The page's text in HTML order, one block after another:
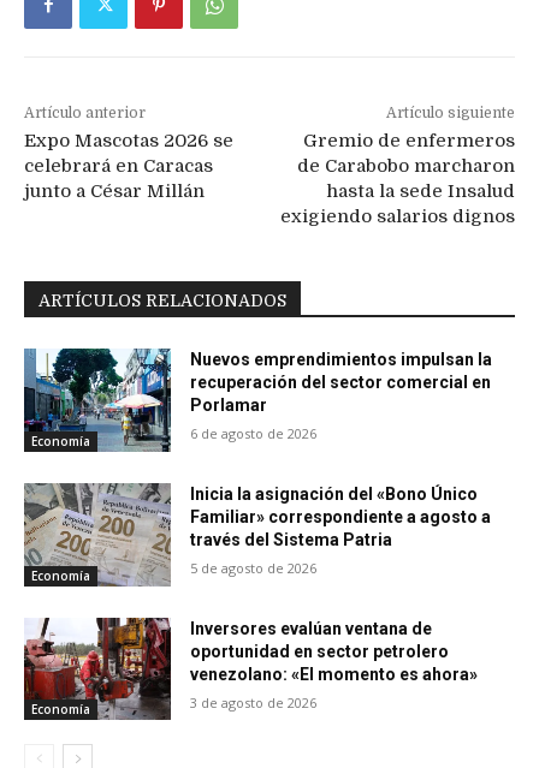
Artículo anterior
Expo Mascotas 2026 se
celebrará en Caracas
junto a César Millán
Artículo siguiente
Gremio de enfermeros
de Carabobo marcharon
hasta la sede Insalud
exigiendo salarios dignos
ARTÍCULOS RELACIONADOS
Economía
Nuevos emprendimientos impulsan la
recuperación del sector comercial en
Porlamar
6 de agosto de 2026
Economía
Inicia la asignación del «Bono Único
Familiar» correspondiente a agosto a
través del Sistema Patria
5 de agosto de 2026
Economía
Inversores evalúan ventana de
oportunidad en sector petrolero
venezolano: «El momento es ahora»
3 de agosto de 2026